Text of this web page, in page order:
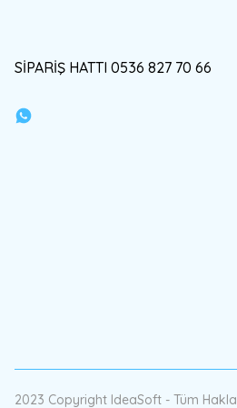
SİPARİŞ HATTI 0536 827 70 66
2023 Copyright IdeaSoft - Tüm